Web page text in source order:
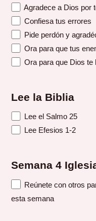
Agradece a Dios por
Confiesa tus errores
Pide perdón y
Ora para que tus
Ora para que Dios te
Lee la Biblia
Lee el Salmo 25
Lee Efesios 1-2
Semana 4
Reúnete con otros
esta semana